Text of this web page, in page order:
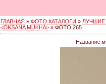
ГЛАВНАЯ » ФОТО КАТАЛОГИ »
<OKSANA MUKHA> » ФОТО 265
Название